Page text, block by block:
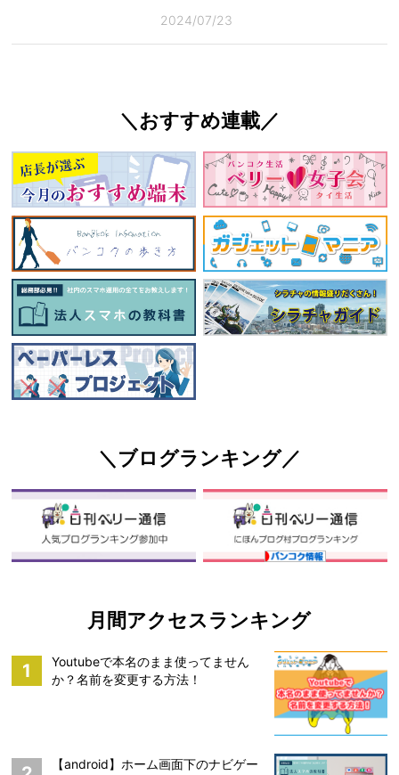
2024/07/23
＼おすすめ連載／
＼ブログランキング／
月間アクセスランキング
1
Youtubeで本名のまま使ってません
か？名前を変更する方法！
【android】ホーム画面下のナビゲー